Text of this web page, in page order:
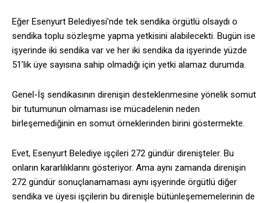
Eğer Esenyurt Belediyesi’nde tek sendika örgütlü olsaydı o
sendika toplu sözleşme yapma yetkisini alabilecekti. Bugün ise
işyerinde iki sendika var ve her iki sendika da işyerinde yüzde
51’lik üye sayısına sahip olmadığı için yetki alamaz durumda.
Genel-İş sendikasının direnişin desteklenmesine yönelik somut
bir tutumunun olmaması ise mücadelenin neden
birleşemediğinin en somut örneklerinden birini göstermekte.
Evet, Esenyurt Belediye işçileri 272 gündür direnişteler. Bu
onların kararlılıklarını gösteriyor. Ama aynı zamanda direnişin
272 gündür sonuçlanamaması aynı işyerinde örgütlü diğer
sendika ve üyesi işçilerin bu direnişle bütünleşememelerinin de